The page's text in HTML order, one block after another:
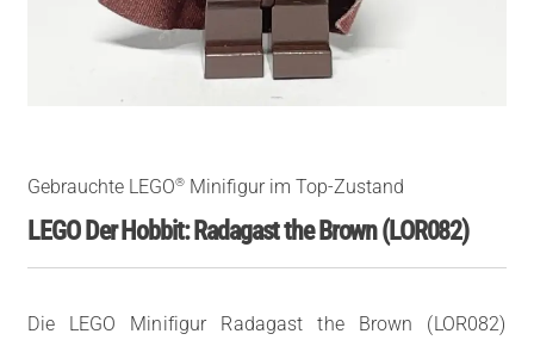
Gebrauchte LEGO® Minifigur im Top-Zustand
LEGO Der Hobbit: Radagast the Brown (LOR082)
Die LEGO Minifigur Radagast the Brown (LOR082)